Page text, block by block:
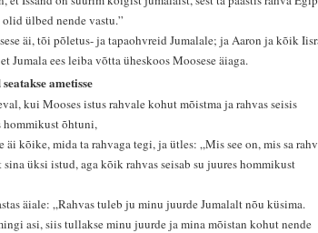
ülbed nende vastu.”
äi, tõi põletus- ja tapaohvreid Jumalale; ja Aaron ja kõik
Jumala ees leiba võtta üheskoos Moosese äiaga.
ametisse
kui Mooses istus rahvale kohut mõistma ja rahvas seisis
hommikust õhtuni,
äi kõike, mida ta rahvaga tegi, ja ütles: „Mis see on, mis sa
sina üksi istud, aga kõik rahvas seisab su juures hommikust
äiale: „Rahvas tuleb ju minu juurde Jumalalt nõu küsima.
asi, siis tullakse minu juurde ja mina mõistan kohut nende